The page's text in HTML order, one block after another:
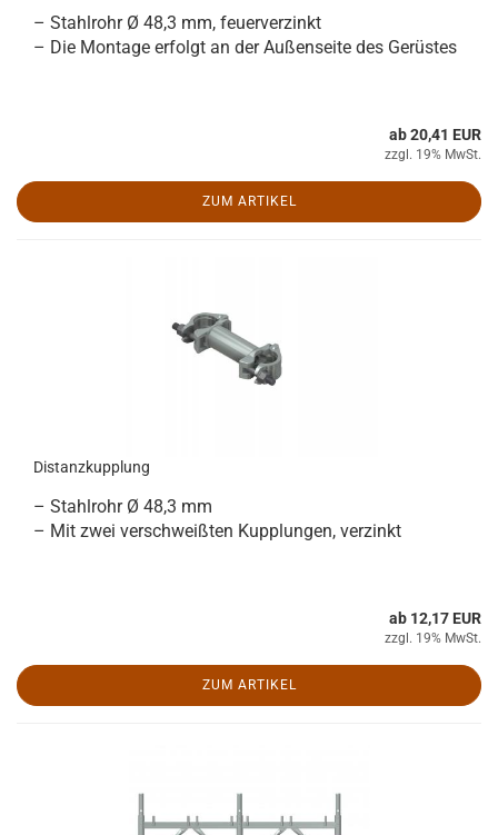
– Stahlrohr Ø 48,3 mm, feuerverzinkt
– Die Montage erfolgt an der Außenseite des Gerüstes
ab 20,41 EUR
zzgl. 19% MwSt.
ZUM ARTIKEL
Distanzkupplung
– Stahlrohr Ø 48,3 mm
– Mit zwei verschweißten Kupplungen, verzinkt
ab 12,17 EUR
zzgl. 19% MwSt.
ZUM ARTIKEL